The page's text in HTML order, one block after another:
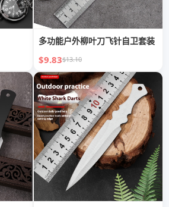
多功能户外柳叶刀飞针自卫套装
$9.83$13.10